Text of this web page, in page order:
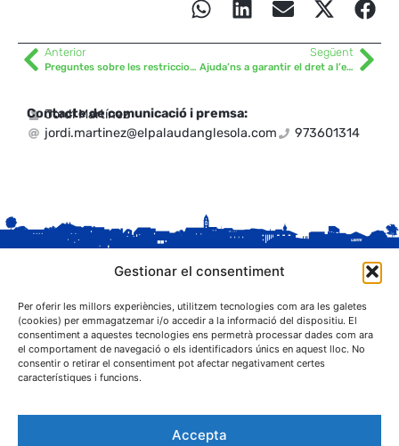
Gestionar el consentiment
Per oferir les millors experiències, utilitzem tecnologies com ara les galetes
(cookies) per emmagatzemar i/o accedir a la informació del dispositiu. El
consentiment a aquestes tecnologies ens permetrà processar dades com ara
el comportament de navegació o els identificadors únics en aquest lloc. No
consentir o retirar el consentiment pot afectar negativament certes
característiques i funcions.
Accepta
Anterior
Preguntes sobre les restriccions a les activitats laborals no essencials pel coronavirus
Següent
Ajuda’ns a garantir el dret a l’educació durant el confinament
Contacte de comunicació i premsa:
Jordi Martínez
jordi.martinez@elpalaudanglesola.com
973601314
C. Sant Josep, 1
25243 El Palau d'Anglesola (Pla d'Urgell)